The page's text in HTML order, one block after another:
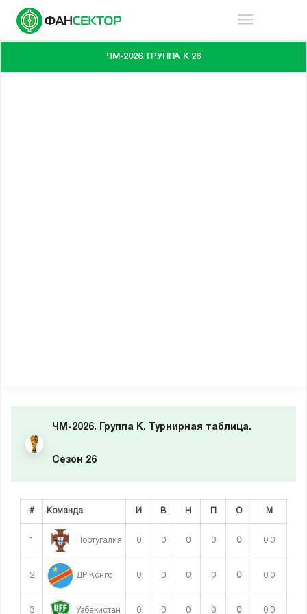
ЧМ-2026. ГРУППА K 26
ЧМ-2026. Группа K. Турнирная таблица.
Сезон 26
# Команда И В Н О М
1 Португалия 0 0 0 0 0 0:0
2 ДР Конго 0 0 0 0 0 0:0
3 Узбекистан 0 0 0 0 0 0:0